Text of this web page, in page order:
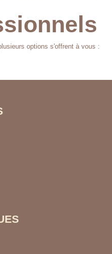
options s'offrent à vous :